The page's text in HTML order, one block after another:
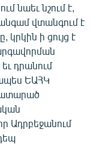
նաեւ նշում է,
վտանգում է
ի ցույց է
դրանում
ԵԱՀԿ
Ադրբեջանում